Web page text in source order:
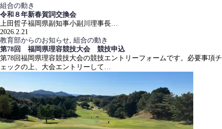
組合の動き
令和８年新春賀詞交換会
上田哲子福岡県副知事小副川理事長…
2026.2.21
教育部からのお知らせ, 組合の動き
第78回 福岡県理容競技大会 競技申込
第78回福岡県理容競技大会の競技エントリーフォームです。必要事項チ
ェックの上、大会エントリーして…